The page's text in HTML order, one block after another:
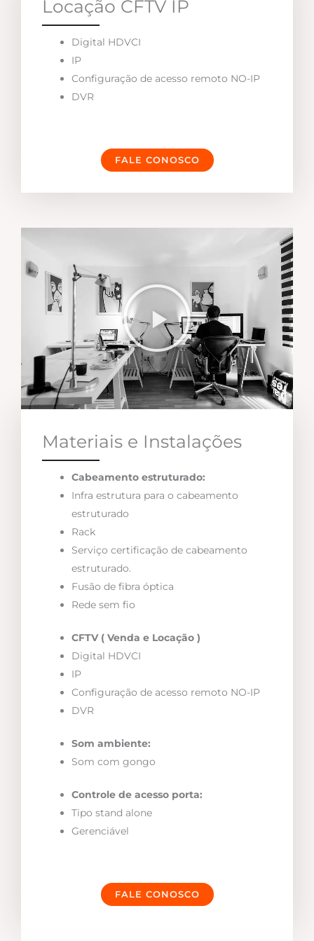
Locação CFTV IP
Digital HDVCI
IP
Configuração de acesso remoto NO-IP
DVR
FALE CONOSCO
Materiais e Instalações
Cabeamento estruturado:
Infra estrutura para o cabeamento
estruturado
Rack
Serviço certificação de cabeamento
estruturado.
Fusão de fibra óptica
Rede sem fio
CFTV ( Venda e Locação )
Digital HDVCI
IP
Configuração de acesso remoto NO-IP
DVR
Som ambiente:
Som com gongo
Controle de acesso porta:
Tipo stand alone
Gerenciável
FALE CONOSCO